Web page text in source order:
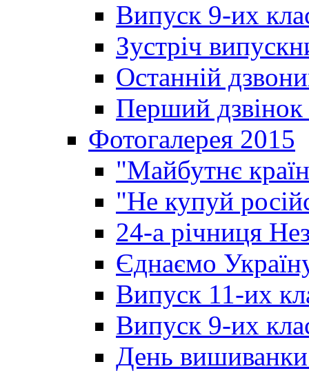
Випуск 9-их
Зустріч
Останній
Перший
Фотогалерея 2015
"Майбутнє
"Не купуй
24-а річниця
Єднаємо
Випуск 11-их
Випуск 9-их
День